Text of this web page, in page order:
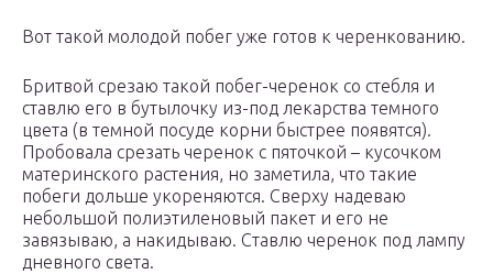
Вот такой молодой побег уже готов к черенкованию.
Бритвой срезаю такой побег-черенок со стебля и
ставлю его в бутылочку из-под лекарства темного
цвета (в темной посуде корни быстрее появятся).
Пробовала срезать черенок с пяточкой – кусочком
материнского растения, но заметила, что такие
побеги дольше укореняются. Сверху надеваю
небольшой полиэтиленовый пакет и его не
завязываю, а накидываю. Ставлю черенок под лампу
дневного света.